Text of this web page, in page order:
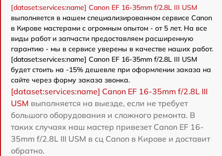
[dataset:services:name] Canon EF 16-35mm f/2.8L III USM
выполняется в нашем специализированном сервисе Canon
в Кирове мастерами с огромным опытом - от 5 лет. На все
виды работ и запчасти предоставляем расширенную
гарантию - мы в сервисе уверены в качестве наших работ.
[dataset:services:name] Canon EF 16-35mm f/2.8L III USM
будет стоить на -15% дешевле при оформлении заказа на
сайте через форму заказа звонка.
[dataset:services:name] Canon EF 16-35mm f/2.8L III
USM выполняется на выезде, если не требует
большого оборудования и сложного ремонта. В
таких случаях наш мастер привезет Canon EF 16-
35mm f/2.8L III USM в сц Canon в Кирове и доставит
обратно.